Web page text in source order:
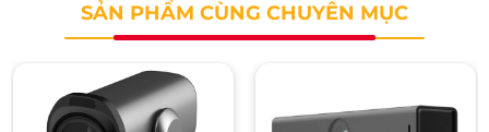
SẢN PHẨM CÙNG CHUYÊN MỤC